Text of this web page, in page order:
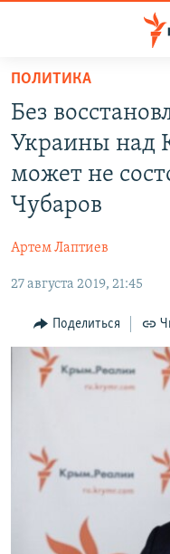
Вернуться
основному
содержанию
Вернутся
главной
Вернутся
КАРТА ВОЕННЫХ
ВОДА
ИСТОРИЯ
ИНФОГРАФИКА
ТЕЛЕПРОЕКТ
СОВЕТЫ
ПРОПАВШИЕ БЕЗ ВЕСТИ
КРЫМ.НЕПОКОРЕННЫЙ
ELIFBE
УКРАИНСКАЯ ПРОБЛЕМА
РАДІО СВОБОДА
КАК ОБОЙТИ
Qırımtatar
Все сайты RFE/RL
ПОЛИТИКА
Без
Украины над
может не
Чубаров
Артем Лаптиев
27 августа 2019, 21:45
Поделиться